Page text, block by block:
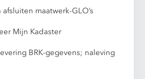
maatwerk-GLO’s
Mijn Kadaster
BRK-gegevens; naleving